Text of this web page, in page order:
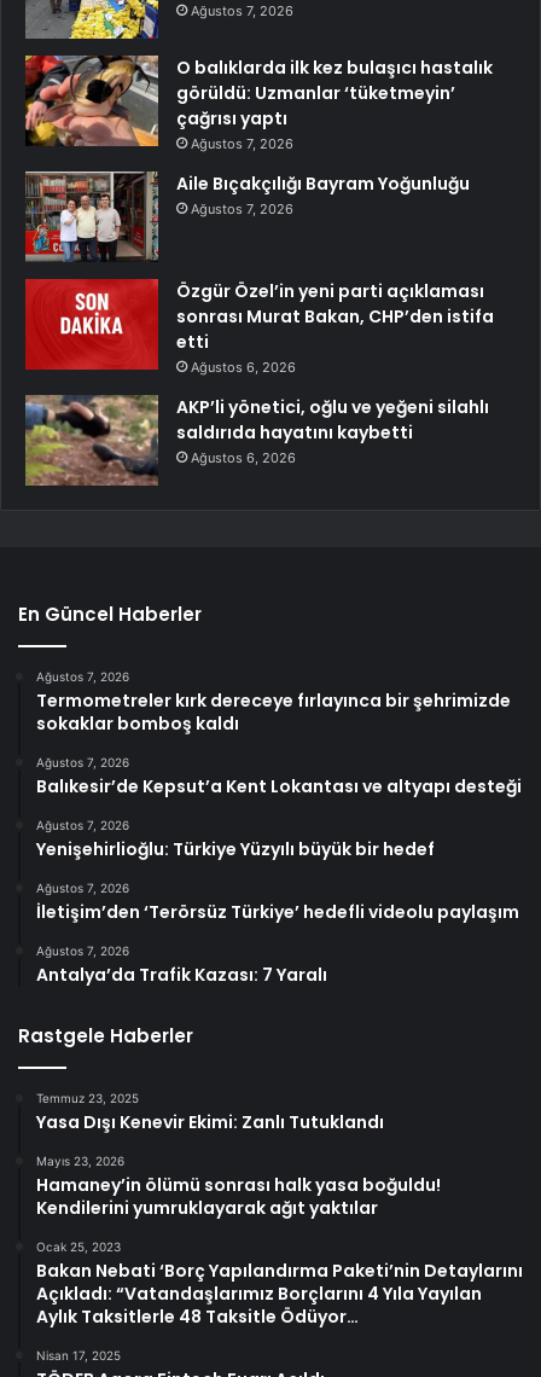
Ağustos 7, 2026
O balıklarda ilk kez bulaşıcı hastalık
görüldü: Uzmanlar ‘tüketmeyin’
çağrısı yaptı
Ağustos 7, 2026
Aile Bıçakçılığı Bayram Yoğunluğu
Ağustos 7, 2026
Özgür Özel’in yeni parti açıklaması
sonrası Murat Bakan, CHP’den istifa
etti
Ağustos 6, 2026
AKP’li yönetici, oğlu ve yeğeni silahlı
saldırıda hayatını kaybetti
Ağustos 6, 2026
En Güncel Haberler
Ağustos 7, 2026
Termometreler kırk dereceye fırlayınca bir şehrimizde
sokaklar bomboş kaldı
Ağustos 7, 2026
Balıkesir’de Kepsut’a Kent Lokantası ve altyapı desteği
Ağustos 7, 2026
Yenişehirlioğlu: Türkiye Yüzyılı büyük bir hedef
Ağustos 7, 2026
İletişim’den ‘Terörsüz Türkiye’ hedefli videolu paylaşım
Ağustos 7, 2026
Antalya’da Trafik Kazası: 7 Yaralı
Rastgele Haberler
Temmuz 23, 2025
Yasa Dışı Kenevir Ekimi: Zanlı Tutuklandı
Mayıs 23, 2026
Hamaney’in ölümü sonrası halk yasa boğuldu!
Kendilerini yumruklayarak ağıt yaktılar
Ocak 25, 2023
Bakan Nebati ‘Borç Yapılandırma Paketi’nin Detaylarını
Açıkladı: “Vatandaşlarımız Borçlarını 4 Yıla Yayılan
Aylık Taksitlerle 48 Taksitle Ödüyor…
Nisan 17, 2025